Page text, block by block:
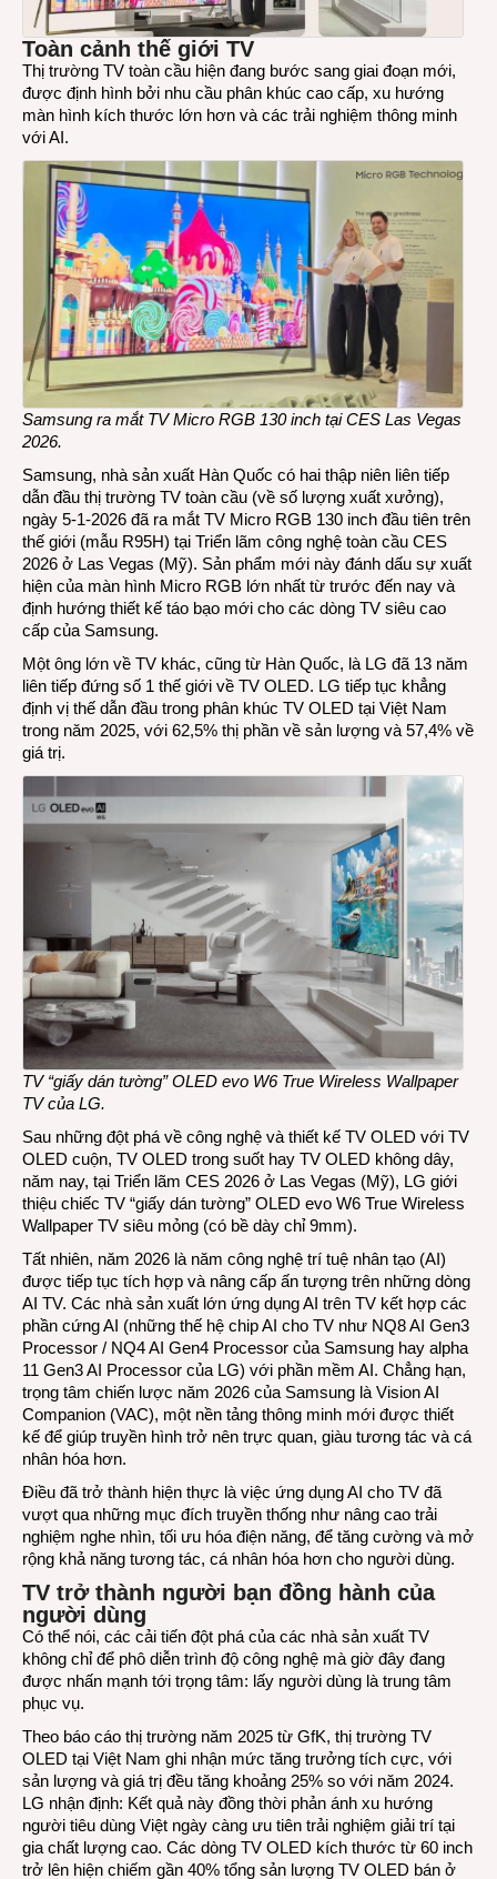
Toàn cảnh thế giới TV
Thị trường TV toàn cầu hiện đang bước sang giai đoạn mới,
được định hình bởi nhu cầu phân khúc cao cấp, xu hướng
màn hình kích thước lớn hơn và các trải nghiệm thông minh
với AI.
Samsung ra mắt TV Micro RGB 130 inch tại CES Las Vegas
2026.
Samsung, nhà sản xuất Hàn Quốc có hai thập niên liên tiếp
dẫn đầu thị trường TV toàn cầu (về số lượng xuất xưởng),
ngày 5-1-2026 đã ra mắt TV Micro RGB 130 inch đầu tiên trên
thế giới (mẫu R95H) tại Triển lãm công nghệ toàn cầu CES
2026 ở Las Vegas (Mỹ). Sản phẩm mới này đánh dấu sự xuất
hiện của màn hình Micro RGB lớn nhất từ trước đến nay và
định hướng thiết kế táo bạo mới cho các dòng TV siêu cao
cấp của Samsung.
Một ông lớn về TV khác, cũng từ Hàn Quốc, là LG đã 13 năm
liên tiếp đứng số 1 thế giới về TV OLED. LG tiếp tục khẳng
định vị thế dẫn đầu trong phân khúc TV OLED tại Việt Nam
trong năm 2025, với 62,5% thị phần về sản lượng và 57,4% về
giá trị.
TV “giấy dán tường” OLED evo W6 True Wireless Wallpaper
TV của LG.
Sau những đột phá về công nghệ và thiết kế TV OLED với TV
OLED cuộn, TV OLED trong suốt hay TV OLED không dây,
năm nay, tại Triển lãm CES 2026 ở Las Vegas (Mỹ), LG giới
thiệu chiếc TV “giấy dán tường” OLED evo W6 True Wireless
Wallpaper TV siêu mỏng (có bề dày chỉ 9mm).
Tất nhiên, năm 2026 là năm công nghệ trí tuệ nhân tạo (AI)
được tiếp tục tích hợp và nâng cấp ấn tượng trên những dòng
AI TV. Các nhà sản xuất lớn ứng dụng AI trên TV kết hợp các
phần cứng AI (những thế hệ chip AI cho TV như NQ8 AI Gen3
Processor / NQ4 AI Gen4 Processor của Samsung hay alpha
11 Gen3 AI Processor của LG) với phần mềm AI. Chẳng hạn,
trọng tâm chiến lược năm 2026 của Samsung là Vision AI
Companion (VAC), một nền tảng thông minh mới được thiết
kế để giúp truyền hình trở nên trực quan, giàu tương tác và cá
nhân hóa hơn.
Điều đã trở thành hiện thực là việc ứng dụng AI cho TV đã
vượt qua những mục đích truyền thống như nâng cao trải
nghiệm nghe nhìn, tối ưu hóa điện năng, để tăng cường và mở
rộng khả năng tương tác, cá nhân hóa hơn cho người dùng.
TV trở thành người bạn đồng hành của
người dùng
Có thể nói, các cải tiến đột phá của các nhà sản xuất TV
không chỉ để phô diễn trình độ công nghệ mà giờ đây đang
được nhấn mạnh tới trọng tâm: lấy người dùng là trung tâm
phục vụ.
Theo báo cáo thị trường năm 2025 từ GfK, thị trường TV
OLED tại Việt Nam ghi nhận mức tăng trưởng tích cực, với
sản lượng và giá trị đều tăng khoảng 25% so với năm 2024.
LG nhận định: Kết quả này đồng thời phản ánh xu hướng
người tiêu dùng Việt ngày càng ưu tiên trải nghiệm giải trí tại
gia chất lượng cao. Các dòng TV OLED kích thước từ 60 inch
trở lên hiện chiếm gần 40% tổng sản lượng TV OLED bán ở